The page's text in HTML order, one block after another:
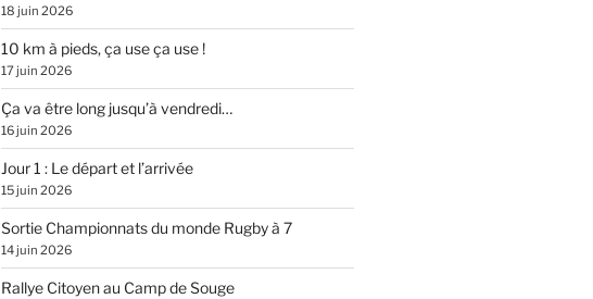
18 juin 2026
10 km à pieds, ça use ça use !
17 juin 2026
Ça va être long jusqu’à vendredi…
16 juin 2026
Jour 1 : Le départ et l’arrivée
15 juin 2026
Sortie Championnats du monde Rugby à 7
14 juin 2026
Rallye Citoyen au Camp de Souge